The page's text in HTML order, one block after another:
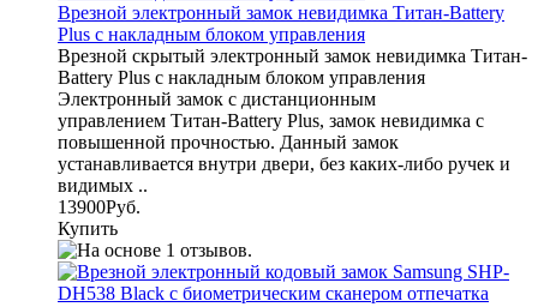
Врезной электронный замок невидимка Титан-Battery
Plus с накладным блоком управления
Врезной скрытый электронный замок невидимка Титан-
Battery Plus с накладным блоком управления
Электронный замок с дистанционным
управлением Титан-Battery Plus, замок невидимка с
повышенной прочностью. Данный замок
устанавливается внутри двери, без каких-либо ручек и
видимых ..
13900Руб.
Купить